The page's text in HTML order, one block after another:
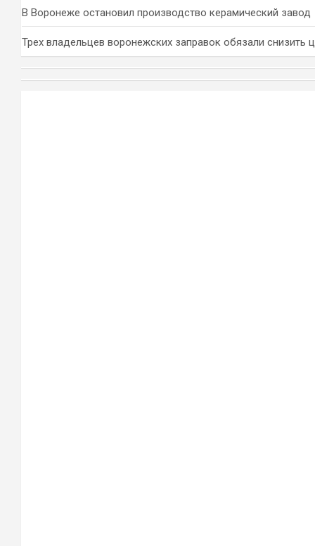
В Воронеже остановил производство керамический завод
Трех владельцев воронежских заправок обязали снизить